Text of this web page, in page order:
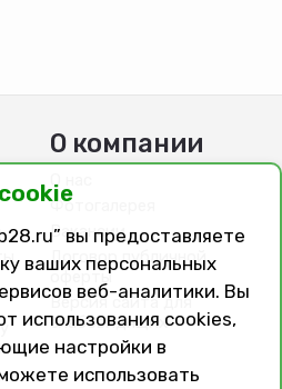
О компании
О нас
Фотогалерея
Вакансии
Договор публичной
оферты
Версия сайта для
слабовидящих
вы предоставляете
ваших персональных
веб-аналитики. Вы
использования cookies,
настройки в
использовать